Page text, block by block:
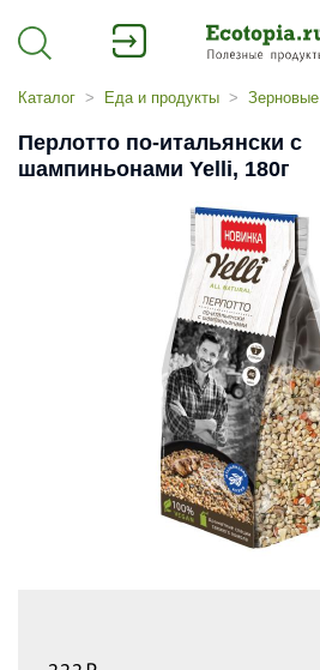
Каталог Еда и продукты Зерновые
Перлотто по-итальянски с
шампиньонами Yelli, 180г